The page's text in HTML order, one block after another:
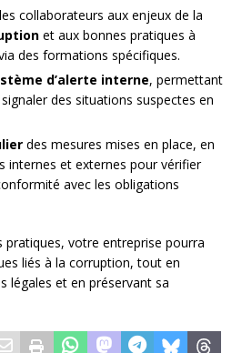
collaborateurs aux enjeux de la
et aux bonnes pratiques à
des formations spécifiques.
d’alerte interne, permettant
des situations suspectes en
des mesures mises en place, en
internes et externes pour vérifier
avec les obligations
pratiques, votre entreprise pourra
liés à la corruption, tout en
légales et en préservant sa